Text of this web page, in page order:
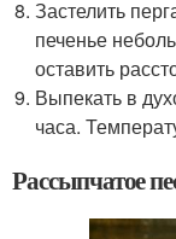
Застелить
печенье
оставить
Выпекать в
часа.
Рассыпчатое